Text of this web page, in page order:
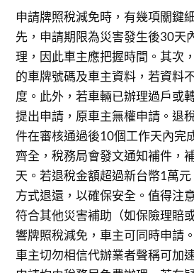
申請牌照稅減免時，有幾項關鍵
先，申請期限為災害發生後30天
理，因此車主應把握時間。其次
的車牌號碼及車主資料，若資料
度。此外，若車輛已辦理過戶或
提出申請，原車主無權申請。退
件在審核通過後10個工作天內完
齊全，稅務局會發文通知補件，
天。若退稅金額超過新台幣1萬
方式退還，以確保安全。值得注
符合其他災害補助（如保險理賠
響牌照稅減免，車主可同時申請
車主切勿相信代辦業者聲稱可加